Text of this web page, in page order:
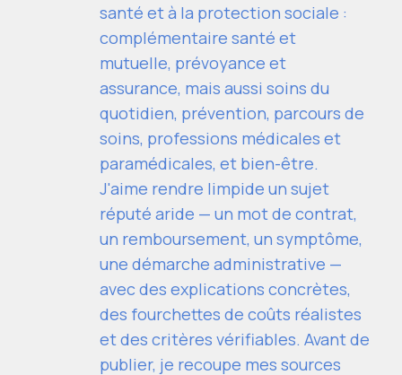
santé et à la protection sociale :
complémentaire santé et
mutuelle, prévoyance et
assurance, mais aussi soins du
quotidien, prévention, parcours de
soins, professions médicales et
paramédicales, et bien-être.
J'aime rendre limpide un sujet
réputé aride — un mot de contrat,
un remboursement, un symptôme,
une démarche administrative —
avec des explications concrètes,
des fourchettes de coûts réalistes
et des critères vérifiables. Avant de
publier, je recoupe mes sources